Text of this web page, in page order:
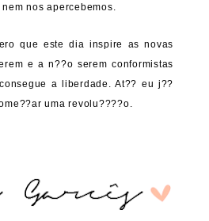
nos apercebemos.
que este dia inspire as novas
e a n??o serem conformistas
a liberdade. At?? eu j??
uma revolu????o.